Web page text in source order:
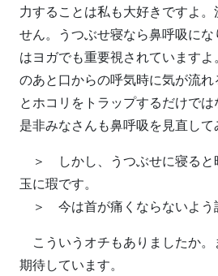
力することは私も大好きですよ
せん。うつぶせ寝なら鼻呼吸に
はヨガでも重要視されています
のあと口からの呼気時に気が流
とホコリをトラップするだけでは
是非みなさんも鼻呼吸を見直して
＞ しかし、うつぶせに寝ると
玉に瑕です。
＞ 今は首が痛くならないよう
こういうオチもありましたか。
期待しています。